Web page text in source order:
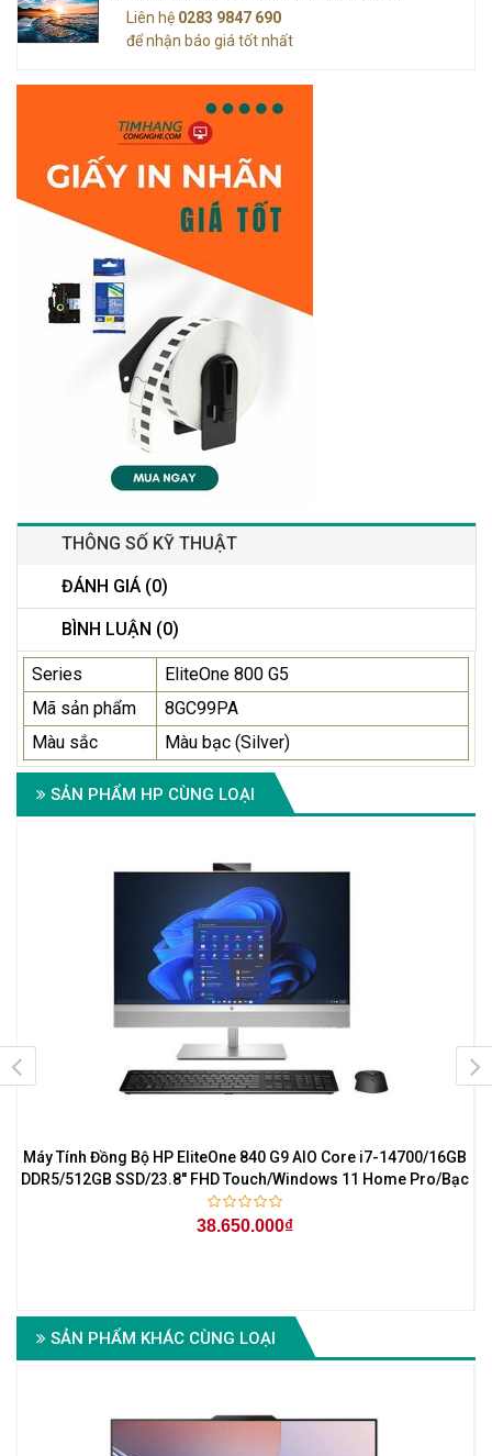
Liên hệ 0283 9847 690
để nhận báo giá tốt nhất
THÔNG SỐ KỸ THUẬT
ĐÁNH GIÁ (0)
BÌNH LUẬN (0)
Series
EliteOne 800 G5
Mã sản phẩm
8GC99PA
Màu sắc
Màu bạc (Silver)
SẢN PHẨM HP CÙNG LOẠI
Máy Tính Đồng Bộ HP EliteOne 840 G9 AIO Core i7-14700/16GB
DDR5/512GB SSD/23.8'' FHD Touch/Windows 11 Home Pro/Bạc
38.650.000₫
SẢN PHẨM KHÁC CÙNG LOẠI